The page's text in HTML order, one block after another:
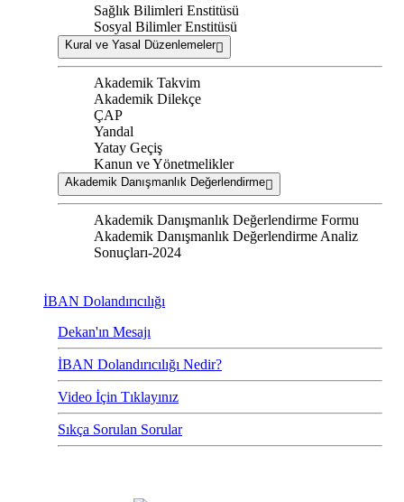
Sağlık Bilimleri Enstitüsü
Sosyal Bilimler Enstitüsü
Kural ve Yasal Düzenlemeler
Akademik Takvim
Akademik Dilekçe
ÇAP
Yandal
Yatay Geçiş
Kanun ve Yönetmelikler
Akademik Danışmanlık Değerlendirme
Akademik Danışmanlık Değerlendirme Formu
Akademik Danışmanlık Değerlendirme Analiz
Sonuçları-2024
İBAN Dolandırıcılığı
Dekan'ın Mesajı
İBAN Dolandırıcılığı Nedir?
Video İçin Tıklayınız
Sıkça Sorulan Sorular